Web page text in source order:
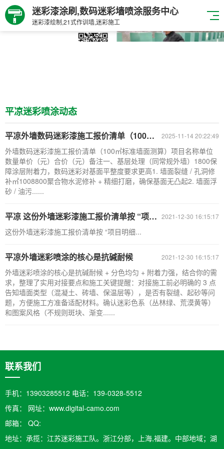
迷彩漆涂刷,数码迷彩墙喷涂服务中心
迷彩漆绘制,21式作训墙,迷彩施工
平凉迷彩喷涂动态
2025-11-14 20:22:49
平凉外墙数码迷彩漆施工报价清单（100㎡标准墙面测算）
外墙数码迷彩漆施工报价清单（100㎡标准墙面测算）项目名称单位
数量单价（元）合价（元）备注一、基层处理（同常规外墙）1800保
障涂层附着力，数码迷彩对基面平整度要求更高1. 墙面裂缝 / 孔洞修
补㎡1008800聚合物水泥修补 + 精细打磨，确保基面无凸起2. 墙面浮
砂 / 油污......
2021-12-30 16:15:17
平凉 这份外墙迷彩漆施工报价清单按 “项目明细
这份外墙迷彩漆施工报价清单按 “项目明细...
2021-12-30 16:15:17
平凉外墙迷彩喷涂的核心是抗碱耐候
外墙迷彩喷涂的核心是抗碱耐候 + 分色均匀 + 附着力强，结合你的需
求，整理了实用对接要点和施工关键提醒：对接施工前必明确的 3 点
告知墙面类型（混凝土、砖墙、保温层等），是否有裂缝、起砂等问
题，方便施工方准备适配材料。确认迷彩色系（丛林绿、荒漠黄等）
和图案风格（不规则斑块、渐变......
联系我们
手机：13903285512 电话：139-0328-5512
传真： 网址：www.digital-camo.com
邮箱：​ QQ:
地址：承揽：江苏迷彩施工队。浙江分部，上海,福建。中部地域；湖